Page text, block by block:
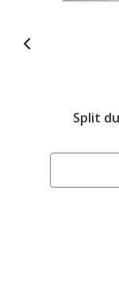
Split